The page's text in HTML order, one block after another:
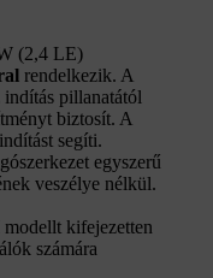
(2,4 LE)
rendelkezik. A
indítás pillanatától
biztosít. A
segíti.
egyszerű
veszélye nélkül.
kifejezetten
számára